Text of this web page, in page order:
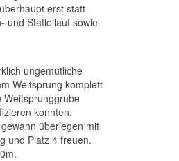
erst statt
und Staffellauf sowie
ungemütliche
Weitsprung komplett
konnten.
überlegen mit
und Platz 4 freuen.